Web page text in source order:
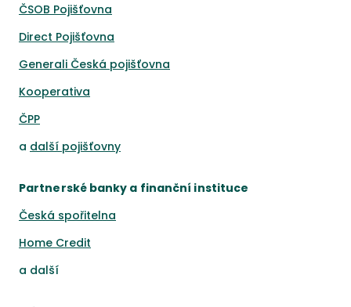
ČSOB Pojišťovna
Direct Pojišťovna
Generali Česká pojišťovna
Kooperativa
ČPP
a další pojišťovny
Partnerské banky a finanční instituce
Česká spořitelna
Home Credit
a další